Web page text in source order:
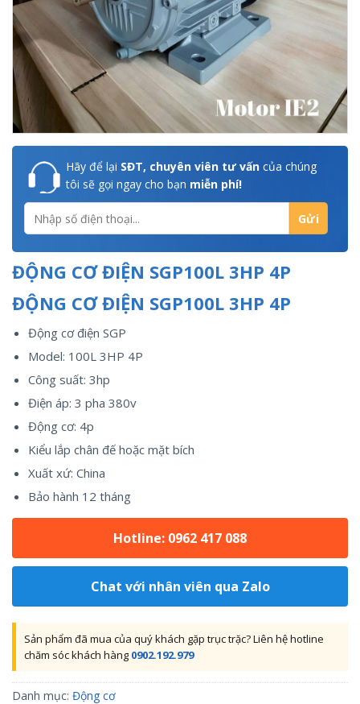
Hãy để lại SĐT, chuyên viên tư vấn của chúng
tôi sẽ gọi ngay cho bạn miễn phí!
ĐỘNG CƠ ĐIỆN SGP100L 3HP 4P
ĐỘNG CƠ ĐIỆN SGP100L 3HP 4P
Động cơ điện SGP
Model: 100L 3HP 4P
Công suất: 3hp
Điện áp: 3 pha 380v
Động cơ: 4p
Kiểu lắp chân đế hoặc mặt bích
Xuất xứ: China
Bảo hành 12 tháng
Hotline: 0962 417 088
Chat với nhân viên qua Zalo
Sản phẩm đã mua của quý khách gặp trục trặc? Liên hệ hotline
chăm sóc khách hàng 0902.192.979
Danh mục: Động cơ